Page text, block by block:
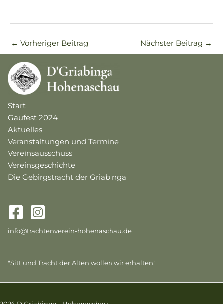
← Vorheriger Beitrag Nächster Beitrag →
Start
Gaufest 2024
Aktuelles
Veranstaltungen und Termine
Vereinsausschuss
Vereinsgeschichte
Die Gebirgstracht der Griabinga
info@trachtenverein-hohenaschau.de
"Sitt und Tracht der Alten wollen wir erhalten."